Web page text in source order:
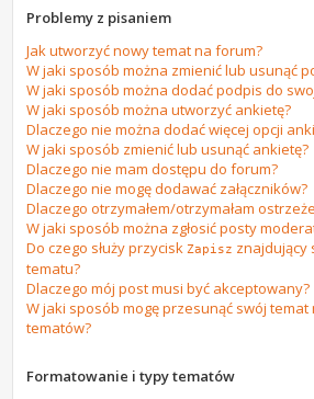
Problemy z pisaniem
Jak utworzyć nowy temat na forum?
W jaki sposób można zmienić lub usunąć
W jaki sposób można dodać podpis do
W jaki sposób można utworzyć ankietę?
Dlaczego nie można dodać więcej opcji
W jaki sposób zmienić lub usunąć ankietę?
Dlaczego nie mam dostępu do forum?
Dlaczego nie mogę dodawać załączników?
Dlaczego otrzymałem/otrzymałam
W jaki sposób można zgłosić posty
Do czego służy przyciskZapisz znajdujący
tematu?
Dlaczego mój post musi być akceptowany?
W jaki sposób mogę przesunąć swój
tematów?
Formatowanie i typy tematów